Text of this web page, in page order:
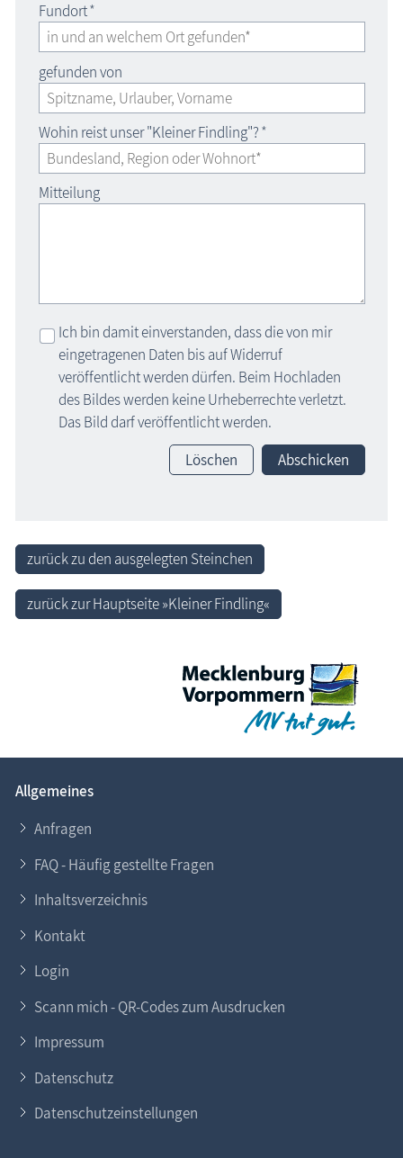
Fundort*
gefunden von
Wohin reist unser "Kleiner Findling"?*
Mitteilung
Ich bin damit einverstanden, dass die von mir
eingetragenen Daten bis auf Widerruf
veröffentlicht werden dürfen. Beim Hochladen
des Bildes werden keine Urheberrechte verletzt.
Das Bild darf veröffentlicht werden.
Löschen
Abschicken
zurück zu den ausgelegten Steinchen
zurück zur Hauptseite »Kleiner Findling«
Allgemeines
Anfragen
FAQ - Häufig gestellte Fragen
Inhaltsverzeichnis
Kontakt
Login
Scann mich - QR-Codes zum Ausdrucken
Impressum
Datenschutz
Datenschutzeinstellungen